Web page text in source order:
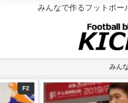
みんなで作るフットボー
みん
F1